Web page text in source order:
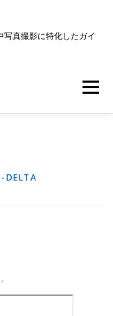
真撮影に特化したガイ
メニュー
DELTA